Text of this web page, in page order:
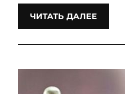
ЧИТАТЬ ДАЛЕЕ